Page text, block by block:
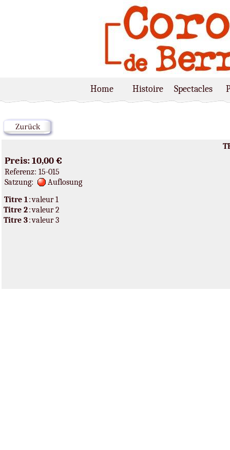
Home Histoire Spectacles
Preis: 10,00 €
Referenz: 15-015
Satzung:
Auflosung
Titre 1:valeur 1
Titre 2:valeur 2
Titre 3:valeur 3